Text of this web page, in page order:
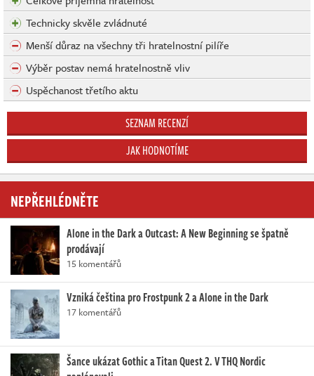
Technicky skvěle zvládnuté
Menší důraz na všechny tři hratelnostní pilíře
Výběr postav nemá hratelnostně vliv
Uspěchanost třetího aktu
SEZNAM RECENZÍ
JAK HODNOTÍME
NEPŘEHLÉDNĚTE
Alone in the Dark a Outcast: A New Beginning se špatně
prodávají
15 komentářů
Vzniká čeština pro Frostpunk 2 a Alone in the Dark
17 komentářů
Šance ukázat Gothic a Titan Quest 2. V THQ Nordic